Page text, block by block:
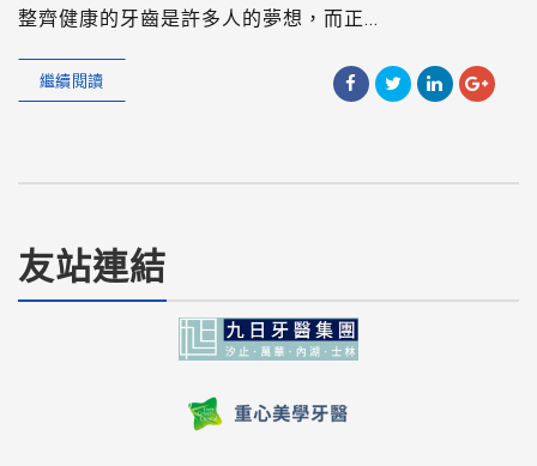
整齊健康的牙齒是許多人的夢想，而正...
繼續閱讀
友站連結